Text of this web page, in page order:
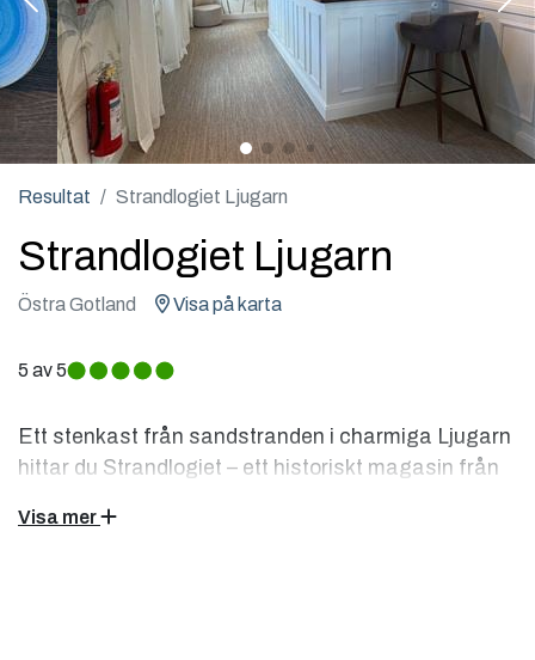
Resultat Strandlogiet Ljugarn
Strandlogiet Ljugarn
Östra Gotland Visa på karta
5 av 5
Ett stenkast från sandstranden i charmiga Ljugarn
hittar du Strandlogiet – ett historiskt magasin från
lugn och havsnära vistelse med både avkoppling
Visa mer